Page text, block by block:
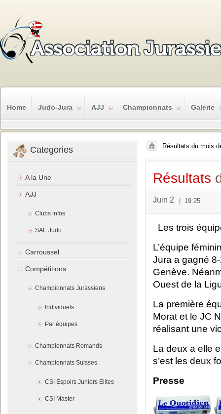
Home Judo-Jura AJJ Championnats Galerie
Résultats du mois
Résultats
Juin 2 19:25
Les trois
L’équipe
Jura a gagné
Genève.
Ouest de la
La première
Morat et le JC
réalisant une
La deux a elle
s’est les deux
Presse
Categories
A la Une
AJJ
Clubs infos
SAE Judo
Carroussel
Compétitions
Championnats Jurassiens
Individuels
Par équipes
Championnats Romands
Championnats Suisses
CSI Espoirs Juniors Elites
CSI Master